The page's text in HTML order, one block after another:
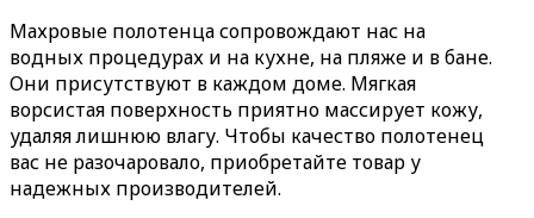
Махровые полотенца сопровождают нас на
водных процедурах и на кухне, на пляже и в бане.
Они присутствуют в каждом доме. Мягкая
ворсистая поверхность приятно массирует кожу,
удаляя лишнюю влагу. Чтобы качество полотенец
вас не разочаровало, приобретайте товар у
надежных производителей.